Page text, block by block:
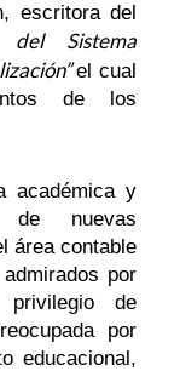
escritora del
del Sistema
el cual
de los
académica y
nuevas
área contable
por
de
por
educacional,